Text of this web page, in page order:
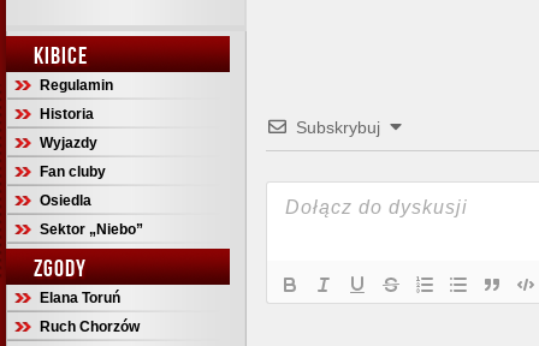
KIBICE
Regulamin
Historia
Wyjazdy
Fan cluby
Osiedla
Sektor „Niebo”
ZGODY
Elana Toruń
Ruch Chorzów
Subskrybuj